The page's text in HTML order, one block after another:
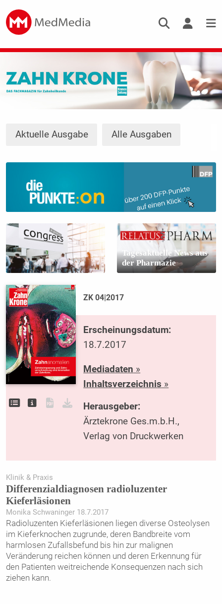
Aktuelle Ausgabe Alle Ausgaben
Tagesaktuelle News aus
der Pharmazie
ZK 04|2017
Erscheinungsdatum:
18.7.2017
Mediadaten »
Inhaltsverzeichnis »
Herausgeber:
Ärztekrone Ges.m.b.H.,
Verlag von Druckwerken
Klinik & Praxis
Differenzialdiagnosen radioluzenter
Kieferläsionen
Monika Schwaninger 18.7.2017
Radioluzenten Kieferläsionen liegen diverse Osteolysen
im Kieferknochen zugrunde, deren Bandbreite vom
harmlosen Zufallsbefund bis hin zur malignen
Veränderung reichen können und deren Erkennung für
den Patienten weitreichende Konsequenzen nach sich
ziehen kann.